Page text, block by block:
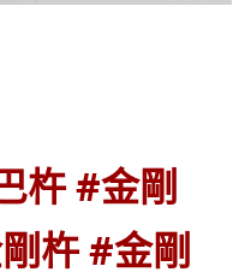
杵 #金剛
杵 #金剛